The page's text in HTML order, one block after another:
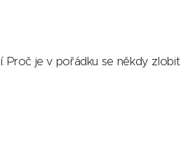
Proč je v pořádku se někdy zlobit